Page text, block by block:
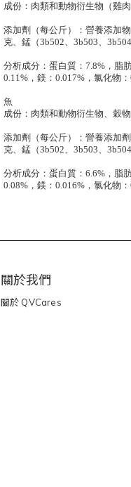
成份：肉類和動物衍生物（雞
添加劑（每公斤）： 營養添加
克、錳（3b502、3b503、
分析成分： 蛋白質：7.8%，脂
0.11%，鎂：0.017%，氯化物
魚
成份： 肉類和動物衍生物、穀
添加劑（每公斤）： 營養添加
克、錳（3b502、3b503、
分析成分： 蛋白質：6.6%，脂
0.08%，鎂：0.016%，氯化物
關於我們
關於 QVCares